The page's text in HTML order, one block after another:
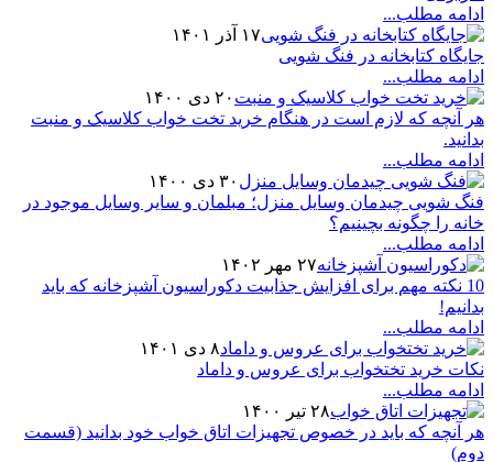
ادامه مطلب...
۱۷ آذر ۱۴۰۱
جایگاه کتابخانه در فنگ شویی
ادامه مطلب...
۲۰ دی ۱۴۰۰
هر آنچه که لازم است در هنگام خرید تخت خواب کلاسیک و منبت
بدانید.
ادامه مطلب...
۳۰ دی ۱۴۰۰
فنگ شویی چیدمان وسایل منزل؛ مبلمان و سایر وسایل موجود در
خانه را چگونه بچینیم؟
ادامه مطلب...
۲۷ مهر ۱۴۰۲
10 نکته مهم برای افزایش جذابیت دکوراسیون آشپزخانه که باید
بدانیم!
ادامه مطلب...
۸ دی ۱۴۰۱
نکات خرید تختخواب برای عروس و داماد
ادامه مطلب...
۲۸ تیر ۱۴۰۰
هر آنچه که باید در خصوص تجهیزات اتاق خواب خود بدانید (قسمت
دوم)